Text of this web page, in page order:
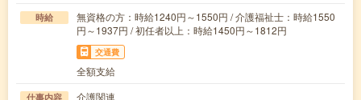
時給
無資格の方：時給1240円～1550円 / 介護福祉士：時給1550
円～1937円 / 初任者以上：時給1450円～1812円
交通費
全額支給
仕事内容
介護関連